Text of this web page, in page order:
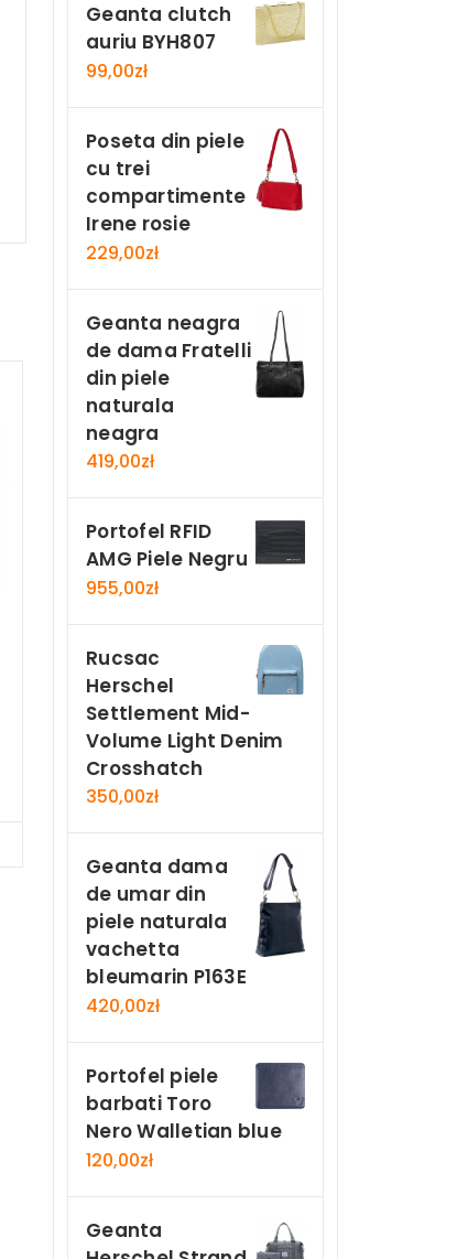
Geanta clutch
auriu BYH807
99,00zł
Poseta din piele
cu trei
compartimente
Irene rosie
229,00zł
Geanta neagra
de dama Fratelli
din piele
naturala
neagra
419,00zł
Portofel RFID
AMG Piele Negru
955,00zł
Rucsac
Herschel
Settlement Mid-
Volume Light Denim
Crosshatch
350,00zł
Geanta dama
de umar din
piele naturala
vachetta
bleumarin P163E
420,00zł
Portofel piele
barbati Toro
Nero Walletian blue
120,00zł
Geanta